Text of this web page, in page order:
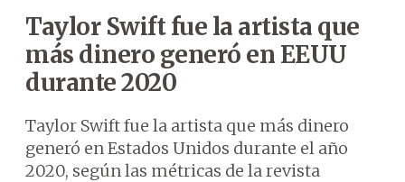
Taylor Swift fue la artista que
más dinero generó en EEUU
durante 2020
Taylor Swift fue la artista que más dinero
generó en Estados Unidos durante el año
2020, según las métricas de la revista